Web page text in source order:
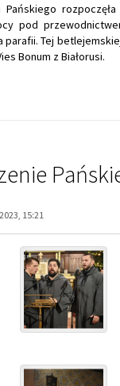
Pańskiego
pod
parafii. Tej
Bonum z Białorusi.
15:21